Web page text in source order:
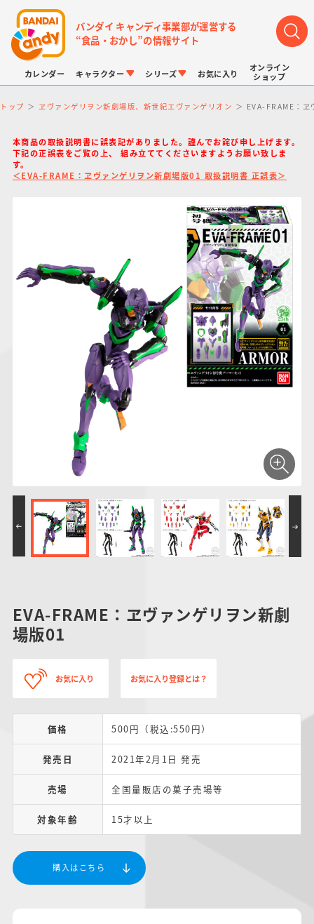
バンダイ キャンディ事業部が運営する
“食品・おかし”の情報サイト
カレンダー キャラクター
仮面ライダーシリー
PROJECT R.E.D.・
スーパー戦隊シリー
ズ
ガンダムシリーズ アンパンマン
サンリオキャラクタ
たまご
シリーズ
つりグミ
にふぉるめーしょん
＆スクエアシール
ポケモンスケールワ
ールド
お気に入り
オンライン
ショップ
トップ ヱヴァンゲリヲン新劇場版、新世紀エヴァンゲリオン EVA-FRAME：
本商品の取扱説明書に誤表記がありました。謹んでお詫び申し上げます。
下記の正誤表をご覧の上、 組み立ててくださいますようお願い致しま
す。
＜EVA-FRAME：ヱヴァンゲリヲン新劇場版01 取扱説明書 正誤表＞
EVA-FRAME：ヱヴァンゲリヲン新劇
場版01
お気に入り お気に入り登録とは？
価格 500円（税込:550円）
発売日 2021年2月1日 発売
売場 全国量販店の菓子売場等
対象年齢 15才以上
購入はこちら